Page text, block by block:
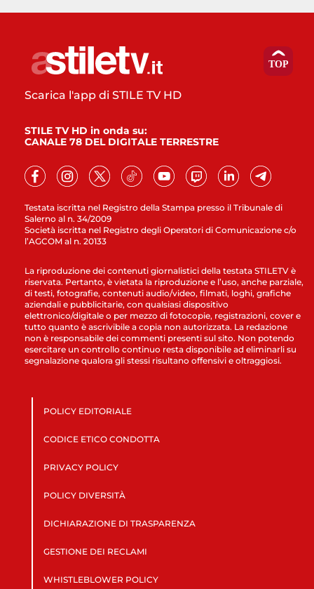
Testata iscritta nel Registro della Stampa presso il Tribunale di
Salerno al n. 34/2009
Società iscritta nel Registro degli Operatori di Comunicazione c/o
l’AGCOM al n. 20133
Scarica l'app di STILE TV HD
STILE TV HD in onda su:
CANALE 78 DEL DIGITALE TERRESTRE
La riproduzione dei contenuti giornalistici della testata STILETV è
riservata. Pertanto, è vietata la riproduzione e l’uso, anche parziale,
di testi, fotografie, contenuti audio/video, filmati, loghi, grafiche
aziendali e pubblicitarie, con qualsiasi dispositivo
elettronico/digitale o per mezzo di fotocopie, registrazioni, cover e
tutto quanto è ascrivibile a copia non autorizzata. La redazione
non è responsabile dei commenti presenti sul sito. Non potendo
esercitare un controllo continuo resta disponibile ad eliminarli su
segnalazione qualora gli stessi risultano offensivi e oltraggiosi.
POLICY EDITORIALE
CODICE ETICO CONDOTTA
PRIVACY POLICY
POLICY DIVERSITÀ
DICHIARAZIONE DI TRASPARENZA
GESTIONE DEI RECLAMI
WHISTLEBLOWER POLICY